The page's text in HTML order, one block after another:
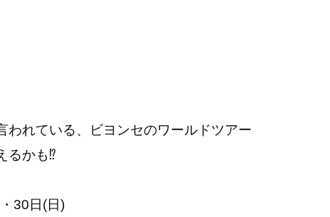
われている、ビヨンセのワールドツアー
るかも⁉
30日(日)